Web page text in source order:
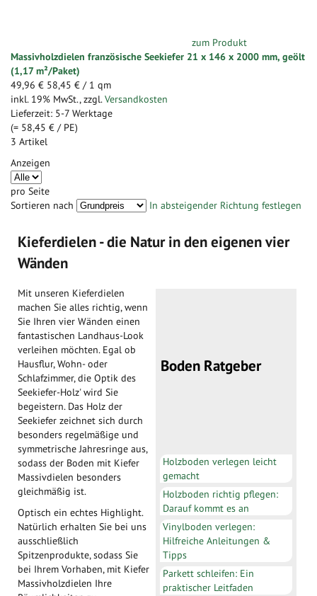
zum Produkt
Massivholzdielen französische Seekiefer 21 x 146 x 2000 mm, geölt
(1,17 m²/Paket)
49,96 € 58,45 € / 1 qm
inkl. 19% MwSt., zzgl. Versandkosten
Lieferzeit: 5-7 Werktage
(= 58,45 € / PE)
3 Artikel
Anzeigen
pro Seite
Sortieren nach
In absteigender Richtung festlegen
Kieferdielen - die Natur in den eigenen vier
Wänden
Boden Ratgeber
Holzboden verlegen leicht
gemacht
Holzboden richtig pflegen:
Darauf kommt es an
Vinylboden verlegen:
Hilfreiche Anleitungen &
Tipps
Parkett schleifen: Ein
praktischer Leitfaden
Mit unseren Kieferdielen
machen Sie alles richtig, wenn
Sie Ihren vier Wänden einen
fantastischen Landhaus-Look
verleihen möchten. Egal ob
Hausflur, Wohn- oder
Schlafzimmer, die Optik des
Seekiefer-Holz' wird Sie
begeistern. Das Holz der
Seekiefer zeichnet sich durch
besonders regelmäßige und
symmetrische Jahresringe aus,
sodass der Boden mit Kiefer
Massivdielen besonders
gleichmäßig ist.
Optisch ein echtes Highlight.
Natürlich erhalten Sie bei uns
ausschließlich
Spitzenprodukte, sodass Sie
bei Ihrem Vorhaben, mit Kiefer
Massivholzdielen Ihre